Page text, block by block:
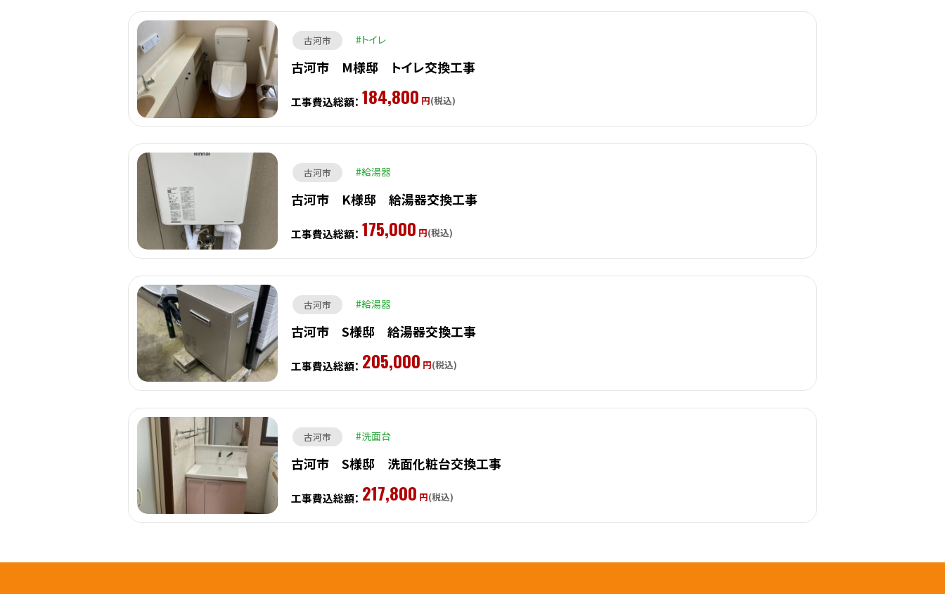
古河市 トイレ
古河市 M様邸 トイレ交換工事
工事費込総額： 184,800 円(税込)
古河市 給湯器
古河市 K様邸 給湯器交換工事
工事費込総額： 175,000 円(税込)
古河市 給湯器
古河市 S様邸 給湯器交換工事
工事費込総額： 205,000 円(税込)
古河市 洗面台
古河市 S様邸 洗面化粧台交換工事
工事費込総額： 217,800 円(税込)